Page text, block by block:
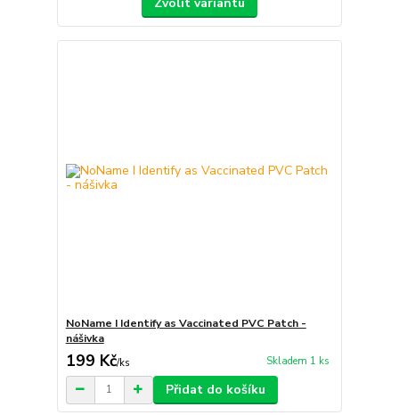
NoName I Identify as Vaccinated PVC Patch -
nášivka
199 Kč/ks Skladem 1 ks
Přidat do košíku